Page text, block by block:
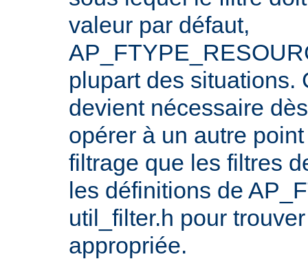
valeur par défaut,
plupart des situations.
devient nécessaire
opérer à un autre
filtrage que les filtres
les définitions de
util_filter.h pour
appropriée.